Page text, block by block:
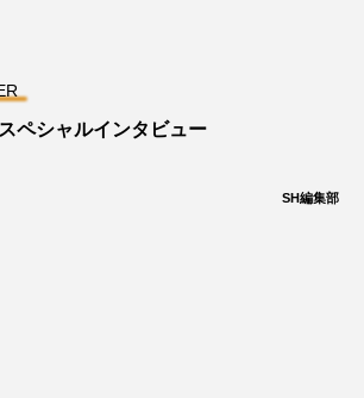
ペシャルインタビュー
SH編集部